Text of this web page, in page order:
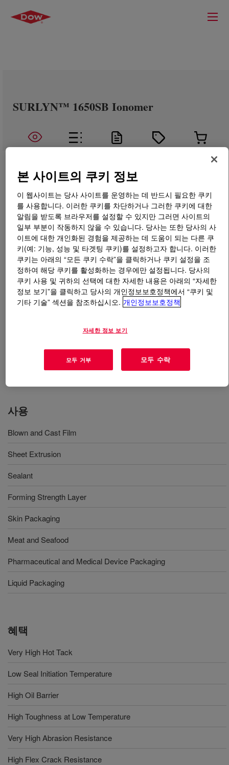
SURLYN™ 1650SB Ionomer
무엇입니까 SURLYN™ 1650SB Ionomer?
An ethylene acid copolymer ionomer processable in
conventional blown film, cast film, sheet extrusion, and
coextrusion equipment designed for polyethylene. Known
and ability to downgauge. This resin is a reliable, cost-
processed meat packaging, medical device forming
webs, crystal clear fragrance caps, pouches, sachets,
and other high-performance films.
사용
Blown and Cast Film
Sheet Extrusion
Sealant
Forming Strength Layer
Skin Packaging
Meat and Seafood
Pharmaceutical and Medical Device Packaging
Liquid Packaging
혜택
Very High Hot Tack
Low Seal Initiation Temperature
High Oil Barrier
High Toughness at Low Temperature
Very High Abrasion Resistance
High Flex Crack Resistance
본 사이트의 쿠키 정보
이 웹사이트는 당사 사이트를 운영하는 데 반드시 필요한 쿠키
를 사용합니다. 이러한 쿠키를 차단하거나 그러한 쿠키에 대한
알림을 받도록 브라우저를 설정할 수 있지만 그러면 사이트의
일부 부분이 작동하지 않을 수 있습니다. 당사는 또한 당사의 사
이트에 대한 개인화된 경험을 제공하는 데 도움이 되는 다른 쿠
키(예: 기능, 성능 및 타겟팅 쿠키)를 설정하고자 합니다. 이러한
쿠키는 아래의 “모든 쿠키 수락”을 클릭하거나 쿠키 설정을 조
정하여 해당 쿠키를 활성화하는 경우에만 설정됩니다. 당사의
쿠키 사용 및 귀하의 선택에 대한 자세한 내용은 아래의 “자세한
정보 보기”을 클릭하고 당사의 개인정보보호정책에서 “쿠키 및
기타 기술” 섹션을 참조하십시오. 개인정보보호정책
자세한 정보 보기
모두 거부 모두 수락